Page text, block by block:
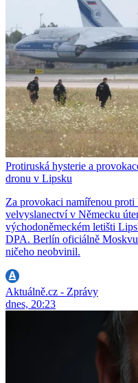
Protiruská hysterie a
dronu v Lipsku
Za provokaci namířenou
velvyslanectví v Německu
východoněmeckém letišti
DPA. Berlín oficiálně
ničeho neobvinil.
Aktuálně.cz - Zprávy
dnes, 20:23